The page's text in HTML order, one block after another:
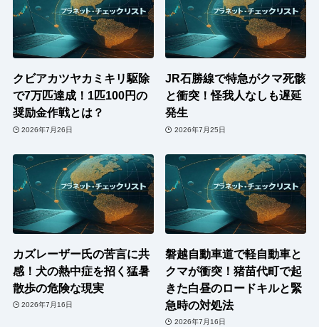
クビアカツヤカミキリ駆除
で7万匹達成！1匹100円の
奨励金作戦とは？
2026年7月26日
JR石勝線で特急がクマ死骸
と衝突！怪我人なしも遅延
発生
2026年7月25日
カズレーザー氏の苦言に共
感！犬の熱中症を招く猛暑
散歩の危険な現実
2026年7月16日
磐越自動車道で軽自動車と
クマが衝突！猪苗代町で起
きた白昼のロードキルと緊
急時の対処法
2026年7月16日